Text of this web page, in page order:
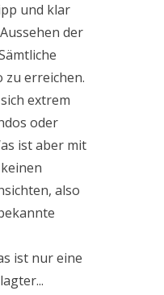
und klar
der
erreichen.
extrem
oder
ist aber mit
also
ist nur eine